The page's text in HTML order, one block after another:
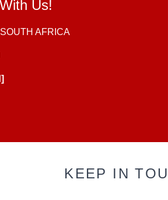
Us!
AFRICA
KEEP IN